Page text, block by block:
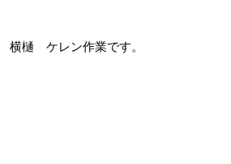
横樋 ケレン作業です。